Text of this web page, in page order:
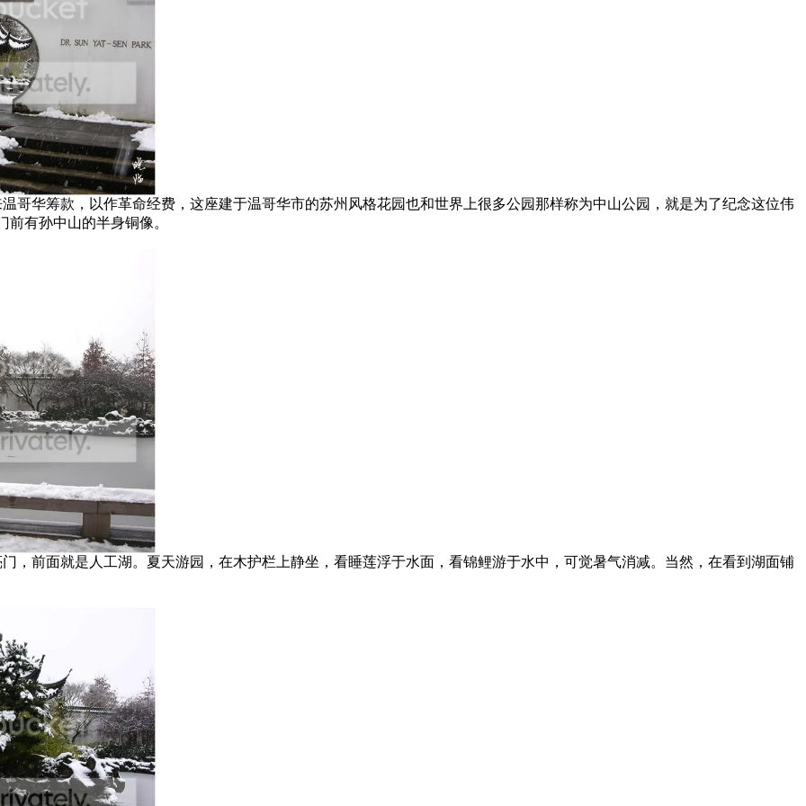
华筹款，以作革命经费，这座建于温哥华市的苏州风格花园也和世界上很多公园那样称为中山公园，就是为了纪念这位伟
有孙中山的半身铜像。
前面就是人工湖。夏天游园，在木护栏上静坐，看睡莲浮于水面，看锦鲤游于水中，可觉暑气消减。当然，在看到湖面铺